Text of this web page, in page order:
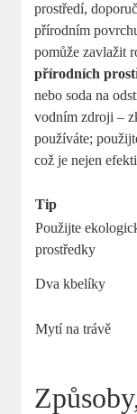
prostředí,
přírodním
pomůže zavlažit
přírodních
nebo soda na
vodním zdroji –
používáte;
což je nejen
Tip
Použijte
prostředky
Dva kbelíky
Mytí na trávě